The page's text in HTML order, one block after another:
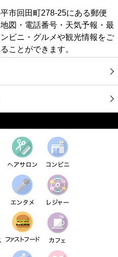
市回田町278-25にある郵便
図・電話番号・天気予報・最
ビニ・グルメや観光情報をご
ことができます。